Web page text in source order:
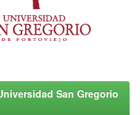
San Gregorio